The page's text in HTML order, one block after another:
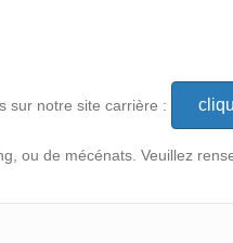
sur notre site carrière :
ou de mécénats. Veuillez